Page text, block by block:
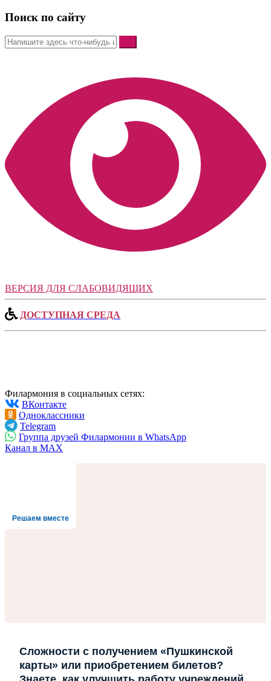
Поиск по сайту
ВЕРСИЯ ДЛЯ СЛАБОВИДЯЩИХ
ДОСТУПНАЯ СРЕДА
Филармония в социальных сетях:
ВКонтакте
Одноклассники
Telegram
Группа друзей Филармонии в WhatsApp
Канал в MAX
Решаем вместе
Сложности с получением «Пушкинской
карты» или приобретением билетов?